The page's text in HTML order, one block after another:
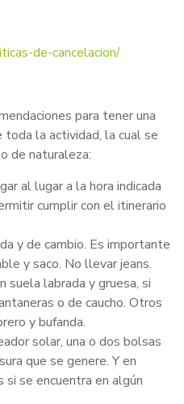
de-cancelacion/
para tener una
la actividad, la cual se
de naturaleza:
al lugar a la hora indicada
cumplir con el itinerario
y de cambio. Es importante
y saco. No llevar jeans.
suela labrada y gruesa, si
o de caucho. Otros
y bufanda.
solar, una o dos bolsas
que se genere. Y en
se encuentra en algún